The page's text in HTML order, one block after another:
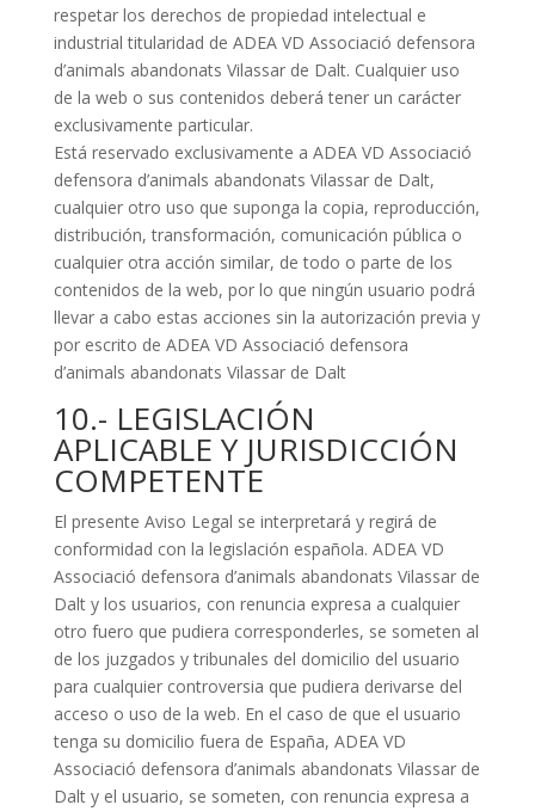
respetar los derechos de propiedad intelectual e
industrial titularidad de ADEA VD Associació defensora
d’animals abandonats Vilassar de Dalt. Cualquier uso
de la web o sus contenidos deberá tener un carácter
exclusivamente particular.
Está reservado exclusivamente a ADEA VD Associació
defensora d’animals abandonats Vilassar de Dalt,
cualquier otro uso que suponga la copia, reproducción,
distribución, transformación, comunicación pública o
cualquier otra acción similar, de todo o parte de los
contenidos de la web, por lo que ningún usuario podrá
llevar a cabo estas acciones sin la autorización previa y
por escrito de ADEA VD Associació defensora
d’animals abandonats Vilassar de Dalt
10.- LEGISLACIÓN
APLICABLE Y JURISDICCIÓN
COMPETENTE
El presente Aviso Legal se interpretará y regirá de
conformidad con la legislación española. ADEA VD
Associació defensora d’animals abandonats Vilassar de
Dalt y los usuarios, con renuncia expresa a cualquier
otro fuero que pudiera corresponderles, se someten al
de los juzgados y tribunales del domicilio del usuario
para cualquier controversia que pudiera derivarse del
acceso o uso de la web. En el caso de que el usuario
tenga su domicilio fuera de España, ADEA VD
Associació defensora d’animals abandonats Vilassar de
Dalt y el usuario, se someten, con renuncia expresa a